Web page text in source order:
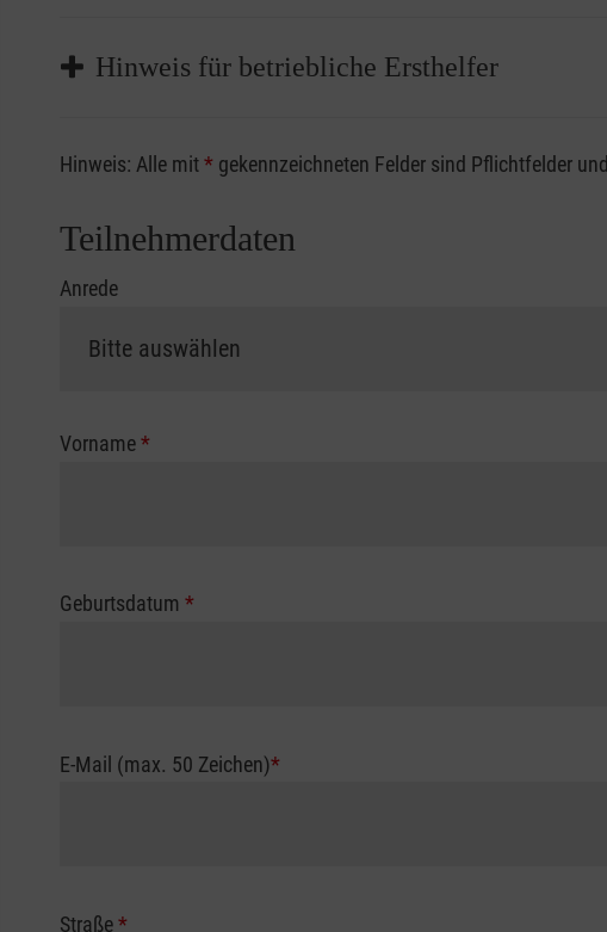
Hinweis für betriebliche Ersthelfer
Sofern Sie ein Kostenübernahmeverfahren Ihrer
vorliegen müssen. Andernfalls erfolgt eine Abrechnung der
Hinweis: Alle mit* gekennzeichneten Felder sind Pflichtfelder
Teilnehmerdaten
Anrede
Vorname*
Geburtsdatum *
E-Mail (max. 50 Zeichen)*
Straße*